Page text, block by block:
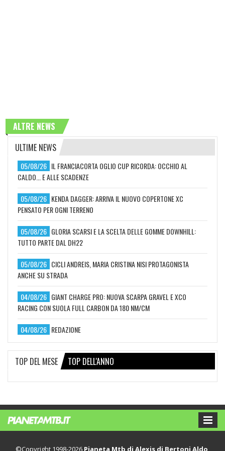
ALTRE NEWS
ULTIME NEWS
05/08/26 IL FRANCIACORTA OGLIO CUP RICORDA: OCCHIO AL
CALDO... E ALLE SCADENZE
05/08/26 KENDA DAGGER: ARRIVA IL NUOVO COPERTONE XC
PENSATO PER OGNI TERRENO
05/08/26 GLORIA SCARSI E LA SCELTA DELLE GOMME DOWNHILL:
TUTTO PARTE DAL DH22
05/08/26 CICLI ANDREIS, MARIA CRISTINA NISI PROTAGONISTA
ANCHE SU STRADA
04/08/26 GIANT CHARGE PRO: NUOVA SCARPA GRAVEL E XCO
RACING CON SUOLA FULL CARBON DA 180 NM/CM
04/08/26 REDAZIONE
TOP DEL MESE TOP DELL'ANNO
©Copyright 1998-2026 Pianeta Mtb di Alexis di Bertoni Aldo